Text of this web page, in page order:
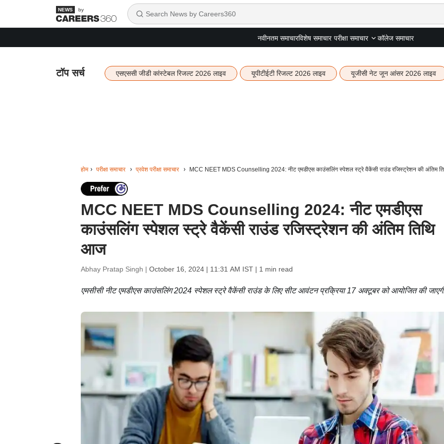
by
नवीनतम समाचारविशेष समाचार परीक्षा समाचार कॉलेज समाचार
टॉप सर्च एसएससी जीडी कांस्टेबल रिजल्ट 2026 लाइव यूपीटीईटी रिजल्ट 2026 लाइव यूजीसी नेट जून आंसर 2026 लाइव
होम परीक्षा समाचार प्रवेश परीक्षा समाचार MCC NEET MDS Counselling 2024: नीट एमडीएस काउंसलिंग स्पेशल स्ट्रे वैकेंसी राउंड रजिस्ट्रेशन की अंतिम
MCC NEET MDS Counselling 2024: नीट एमडीएस
काउंसलिंग स्पेशल स्ट्रे वैकेंसी राउंड रजिस्ट्रेशन की अंतिम तिथि
आज
Abhay Pratap Singh | October 16, 2024 | 11:31 AM IST| 1 min read
एमसीसी नीट एमडीएस काउंसलिंग 2024 स्पेशल स्ट्रे वैकेंसी राउंड के लिए सीट आवंटन प्रक्रिया 17 अक्टूबर को आयोजित की